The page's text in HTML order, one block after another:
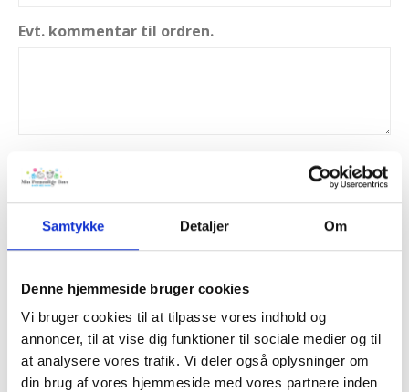
Samtykke Detaljer Om
Denne hjemmeside bruger cookies
Vi bruger cookies til at tilpasse vores indhold og
annoncer, til at vise dig funktioner til sociale medier og til
at analysere vores trafik. Vi deler også oplysninger om
din brug af vores hjemmeside med vores partnere inden
Evt. kommentar til ordren.
BESKRIVELSE
Flot 3D glas med dit eget foto. Glasset er formet som et